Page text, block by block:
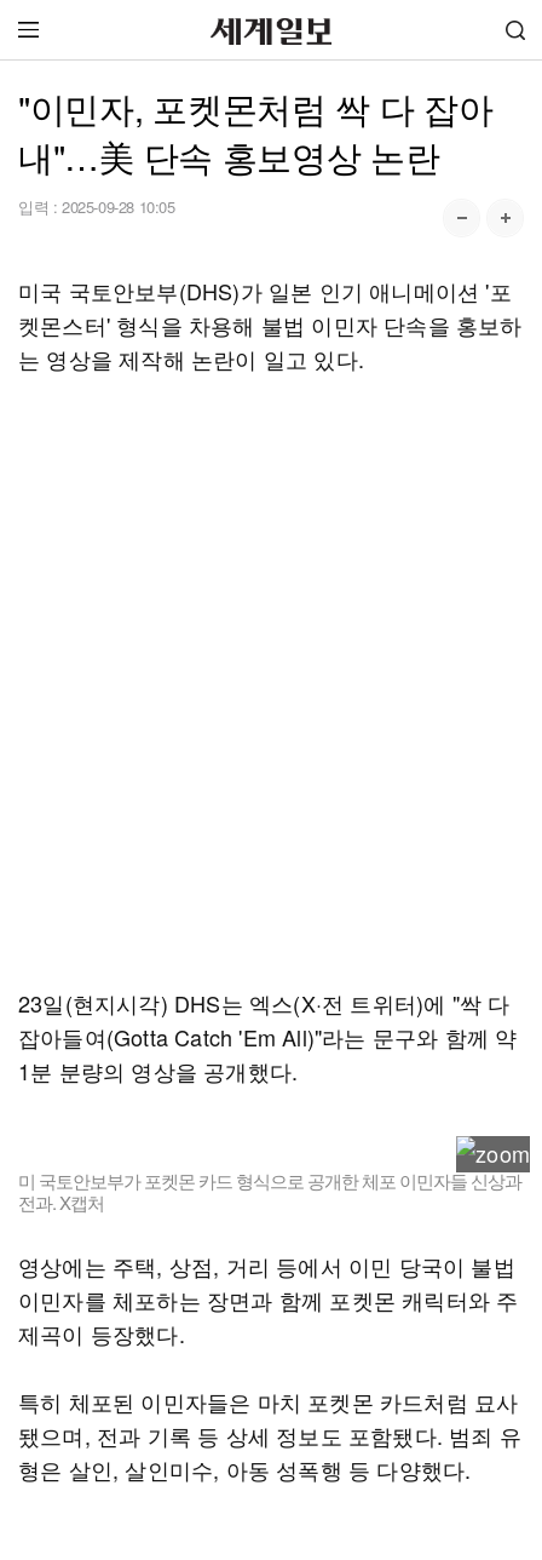
"이민자, 포켓몬처럼 싹 다 잡아
내"…美 단속 홍보영상 논란
입력 : 2025-09-28 10:05
미국 국토안보부(DHS)가 일본 인기 애니메이션 '포
켓몬스터' 형식을 차용해 불법 이민자 단속을 홍보하
는 영상을 제작해 논란이 일고 있다.
23일(현지시각) DHS는 엑스(X·전 트위터)에 "싹 다
잡아들여(Gotta Catch 'Em All)"라는 문구와 함께 약
1분 분량의 영상을 공개했다.
미 국토안보부가 포켓몬 카드 형식으로 공개한 체포 이민자들 신상과
전과. X캡처
영상에는 주택, 상점, 거리 등에서 이민 당국이 불법
이민자를 체포하는 장면과 함께 포켓몬 캐릭터와 주
제곡이 등장했다.
특히 체포된 이민자들은 마치 포켓몬 카드처럼 묘사
됐으며, 전과 기록 등 상세 정보도 포함됐다. 범죄 유
형은 살인, 살인미수, 아동 성폭행 등 다양했다.